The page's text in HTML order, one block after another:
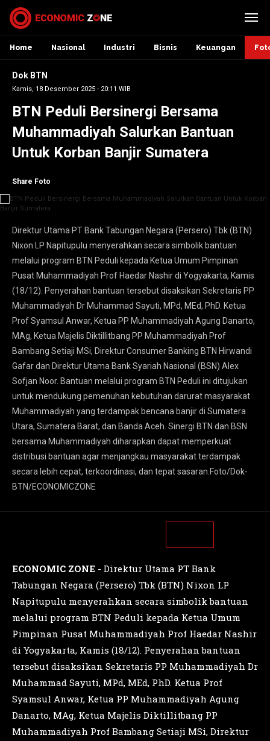
Home Nasional Industri Bisnis Keuangan
Dok BTN
Kamis, 18 Desember 2025 - 20:11 WIB
BTN Peduli Bersinergi Bersama
Muhammadiyah Salurkan Bantuan
Untuk Korban Banjir Sumatera
Share Foto
Direktur Utama PT Bank Tabungan Negara (Persero) Tbk (BTN)
Nixon LP Napitupulu menyerahkan secara simbolik bantuan
melalui program BTN Peduli kepada Ketua Umum Pimpinan
Pusat Muhammadiyah Prof Haedar Nashir di Yogyakarta, Kamis
(18/12). Penyerahan bantuan tersebut disaksikan Sekretaris PP
Muhammadiyah Dr Muhammad Sayuti, MPd, MEd, PhD. Ketua
Prof Syamsul Anwar, Ketua PP Muhammadiyah Agung Danarto,
MAg, Ketua Majelis Diktillitbang PP Muhammadiyah Prof
Bambang Setiaji MSi, Direktur Consumer Banking BTN Hirwandi
Gafar dan Direktur Utama Bank Syariah Nasional (BSN) Alex
Sofjan Noor. Bantuan melalui program BTN Peduli ini ditujukan
untuk mendukung pemenuhan kebutuhan darurat masyarakat
Muhammadiyah yang terdampak bencana banjir di Sumatera
Utara, Sumatera Barat, dan Banda Aceh. Sinergi BTN dan BSN
bersama Muhammadiyah diharapkan dapat memperkuat
distribusi bantuan agar menjangkau masyarakat terdampak
secara lebih cepat, terkoordinasi, dan tepat sasaran.Foto/Dok-
BTN/ECONOMICZONE
ECONOMIC ZONE - Direktur Utama PT Bank
Tabungan Negara (Persero) Tbk (BTN) Nixon LP
Napitupulu menyerahkan secara simbolik bantuan
melalui program BTN Peduli kepada Ketua Umum
Pimpinan Pusat Muhammadiyah Prof Haedar Nashir
di Yogyakarta, Kamis (18/12). Penyerahan bantuan
tersebut disaksikan Sekretaris PP Muhammadiyah Dr
Muhammad Sayuti, MPd, MEd, PhD. Ketua Prof
Syamsul Anwar, Ketua PP Muhammadiyah Agung
Danarto, MAg, Ketua Majelis Diktillitbang PP
Muhammadiyah Prof Bambang Setiaji MSi, Direktur